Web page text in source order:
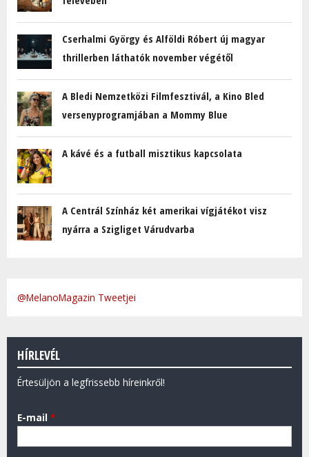
Cserhalmi György és Alföldi Róbert új magyar
thrillerben láthatók november végétől
A Bledi Nemzetközi Filmfesztivál, a Kino Bled
versenyprogramjában a Mommy Blue
A kávé és a futball misztikus kapcsolata
A Centrál Színház két amerikai vígjátékot visz
nyárra a Szigliget Várudvarba
@MelanoMagazin Tweetjei
HÍRLEVÉL
Értesüljön a legfrissebb híreinkről!
E-mail *